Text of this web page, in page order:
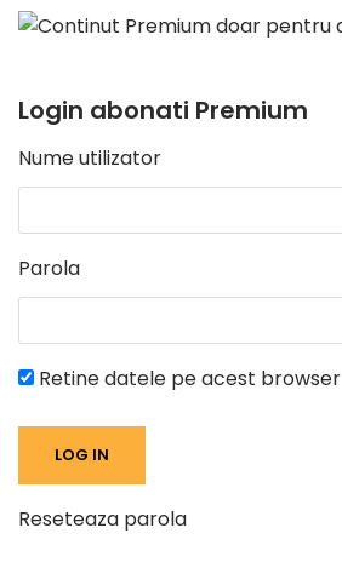
Login abonati Premium
Nume utilizator
Parola
Retine datele pe acest browser
Reseteaza parola